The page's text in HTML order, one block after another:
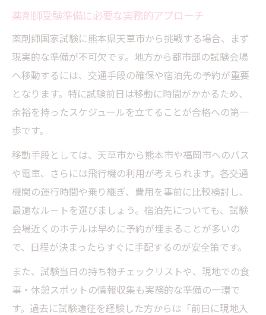
薬剤師受験準備に必要な実務的アプローチ
薬剤師国家試験に熊本県天草市から挑戦する場合、まず
現実的な準備が不可欠です。地方から都市部の試験会場
へ移動するには、交通手段の確保や宿泊先の予約が重要
となります。特に試験前日は移動に時間がかかるため、
余裕を持ったスケジュールを立てることが合格への第一
歩です。
移動手段としては、天草市から熊本市や福岡市へのバス
や電車、さらには飛行機の利用が考えられます。各交通
機関の運行時間や乗り継ぎ、費用を事前に比較検討し、
最適なルートを選びましょう。宿泊先についても、試験
会場近くのホテルは早めに予約が埋まることが多いの
で、日程が決まったらすぐに手配するのが安全策です。
また、試験当日の持ち物チェックリストや、現地での食
事・休憩スポットの情報収集も実務的な準備の一環で
す。過去に試験遠征を経験した方からは「前日に現地入